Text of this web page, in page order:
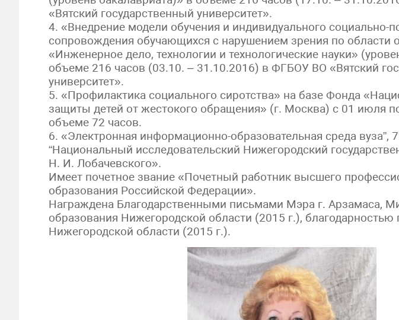
«Вятский государственный университет».
4. «Внедрение модели обучения и индивидуального социально-
сопровождения обучающихся с нарушением зрения по области
«Инженерное дело, технологии и технологические науки»
объеме 216 часов (03.10. – 31.10.2016) в ФГБОУ ВО «Вятский
университет».
5. «Профилактика социального сиротства» на базе Фонда
защиты детей от жестокого обращения» (г. Москва) с 01 июля
объеме 72 часов.
6. «Электронная информационно-образовательная среда вуза”,
“Национальный исследовательский Нижегородский
Н. И. Лобачевского».
Имеет почетное звание «Почетный работник высшего
образования Российской Федерации».
Награждена Благодарственными письмами Мэра г. Арзамаса,
образования Нижегородской области (2015 г.), благодарностью
Нижегородской области (2015 г.).